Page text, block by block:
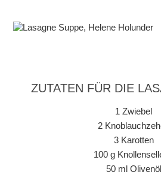
ZUTATEN FÜR DIE
1 Zwiebel
2
3 Karotten
100 g
50 ml Olivenöl